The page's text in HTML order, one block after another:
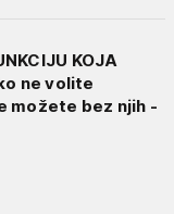
KOJA
ne volite
možete bez njih -